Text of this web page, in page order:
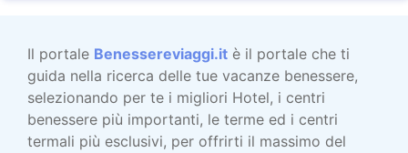
Il portale Benessereviaggi.it è il portale che ti
guida nella ricerca delle tue vacanze benessere,
selezionando per te i migliori Hotel, i centri
benessere più importanti, le terme ed i centri
termali più esclusivi, per offrirti il massimo del